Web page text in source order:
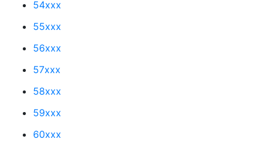
54xxx
55xxx
56xxx
57xxx
58xxx
59xxx
60xxx